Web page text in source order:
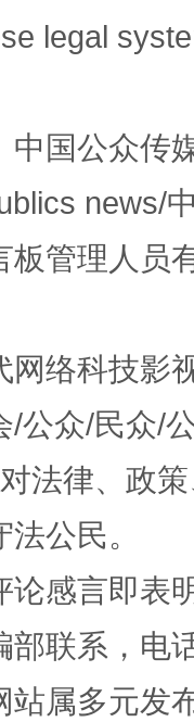
legal
中国公众传
news/
板管理人员
网络科技影
/公众/民众/
法律、政
公民。
论感言即表
部联系，电
站属多元发